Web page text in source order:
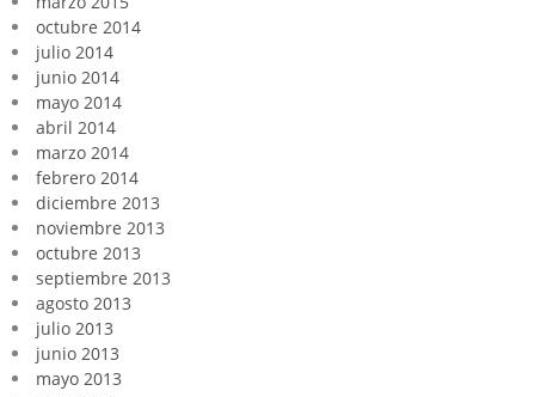
octubre 2014
julio 2014
junio 2014
mayo 2014
abril 2014
marzo 2014
febrero 2014
diciembre 2013
noviembre 2013
octubre 2013
septiembre 2013
agosto 2013
julio 2013
junio 2013
mayo 2013